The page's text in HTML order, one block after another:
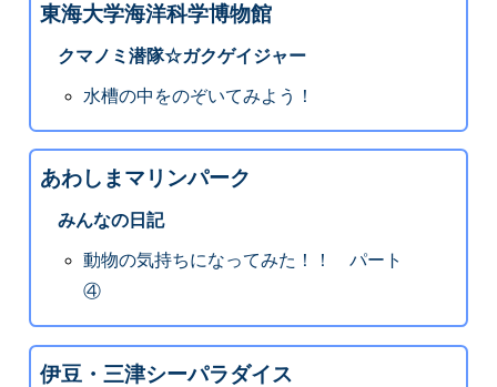
東海大学海洋科学博物館
クマノミ潜隊☆ガクゲイジャー
水槽の中をのぞいてみよう！
あわしまマリンパーク
みんなの日記
動物の気持ちになってみた！！ パート
④
伊豆・三津シーパラダイス